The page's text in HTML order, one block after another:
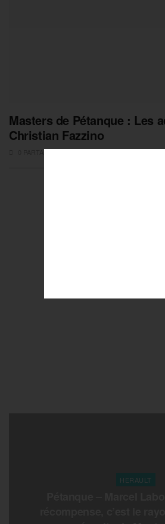
Masters de Pétanque : Les
Christian Fazzino
0 PARTAGES
HERAULT